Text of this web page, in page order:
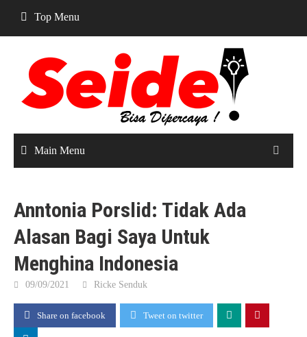
content
Top Menu
Main Menu
Anntonia Porslid: Tidak Ada
Alasan Bagi Saya Untuk
Menghina Indonesia
09/09/2021 Ricke Senduk
Share on facebook Tweet on twitter